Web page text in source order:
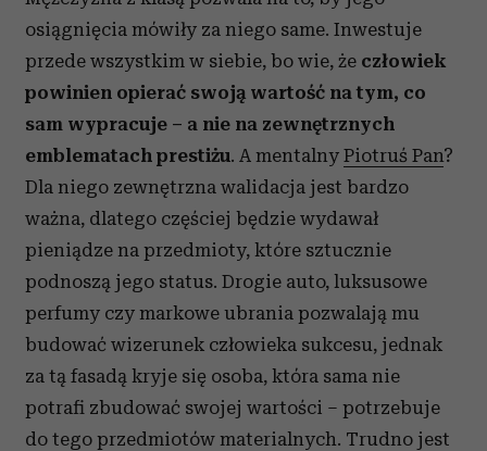
osiągnięcia mówiły za niego same. Inwestuje
przede wszystkim w siebie, bo wie, że człowiek
powinien opierać swoją wartość na tym, co
sam wypracuje – a nie na zewnętrznych
emblematach prestiżu. A mentalny Piotruś Pan?
Dla niego zewnętrzna walidacja jest bardzo
ważna, dlatego częściej będzie wydawał
pieniądze na przedmioty, które sztucznie
podnoszą jego status. Drogie auto, luksusowe
perfumy czy markowe ubrania pozwalają mu
budować wizerunek człowieka sukcesu, jednak
za tą fasadą kryje się osoba, która sama nie
potrafi zbudować swojej wartości – potrzebuje
do tego przedmiotów materialnych. Trudno jest